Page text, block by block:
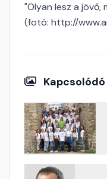
"Olyan lesz a jövő,
(fotó: http://